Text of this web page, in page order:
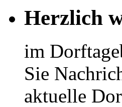
Herzlich
im
Sie
aktuelle